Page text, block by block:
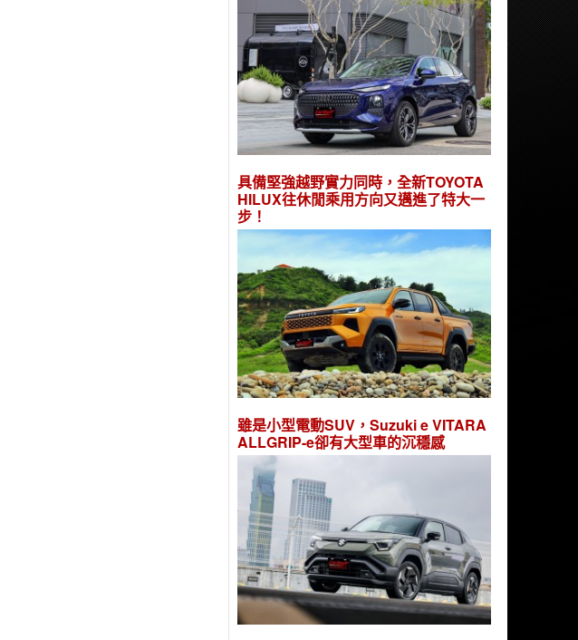
具備堅強越野實力同時，全新TOYOTA
HILUX往休閒乘用方向又邁進了特大一
步！
雖是小型電動SUV，Suzuki e VITARA
ALLGRIP-e卻有大型車的沉穩感